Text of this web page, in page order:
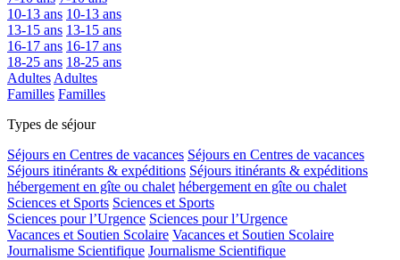
10-13 ans 10-13 ans
13-15 ans 13-15 ans
16-17 ans 16-17 ans
18-25 ans 18-25 ans
AdultesAdultes
Familles Familles
Types de séjour
Séjours en Centres de vacances Séjours en Centres de vacances
Séjours itinérants & expéditions Séjours itinérants & expéditions
hébergement en gîte ou chalet hébergement en gîte ou chalet
Sciences et Sports Sciences et Sports
Sciences pour l’Urgence Sciences pour l’Urgence
Vacances et Soutien Scolaire Vacances et Soutien Scolaire
Journalisme Scientifique Journalisme Scientifique